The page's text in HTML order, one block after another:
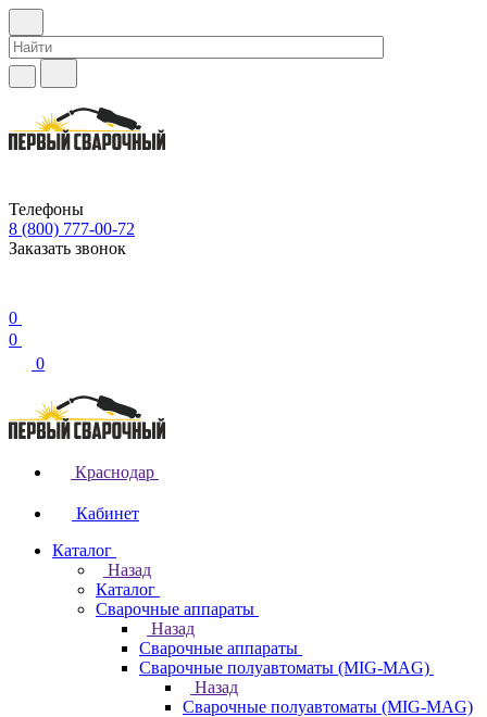
Телефоны
8 (800) 777-00-72
Заказать звонок
0
0
0
Краснодар
Кабинет
Каталог
Назад
Каталог
Сварочные аппараты
Назад
Сварочные аппараты
Сварочные полуавтоматы (MIG-MAG)
Назад
Сварочные полуавтоматы (MIG-MAG)